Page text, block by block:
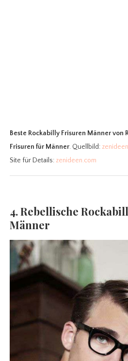
Beste Rockabilly Frisuren Männervon
Frisuren für Männer. Quellbild:
Site für Details: zenideen.com
4. Rebellische
Männer